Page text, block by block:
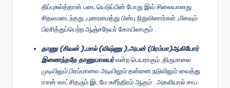
திப்புசுல்த்தான் படையெடுப்பின் போது இவ் சிலையானது
சிதலமடைந்தது ,புனரமைத்து பின்பு நிறுவினார்கள் ,மிகவும்
பிரசித்துப்பெற்ற ஆஞ்சநேயர் கோயிலாகும் .
தாணு (சிவன் ),மால் (விஷ்ணு ),அயன் (பிரம்மா)ஆகியோர்
இணைந்ததே தாணுமாலயர்என்ற பெயராகும் ,திருமாலை
முடியிலும்,பிரம்மாவை அடியிலும் தன்னை நடுவிலும் வைத்து
ஈசன் காட்சிதரும் இடமே சுசீந்திரம் ஆகும் . அகலியால் சாப